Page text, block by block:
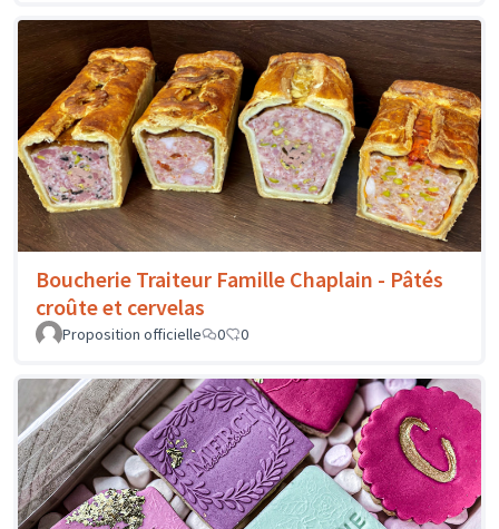
Boucherie Traiteur Famille Chaplain - Pâtés
croûte et cervelas
Proposition officielle 0 0